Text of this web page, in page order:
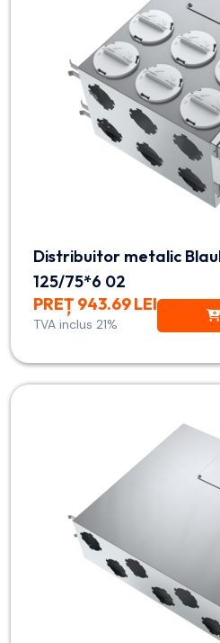
Distribuitor metalic
125/75*6 02
PREȚ 943.69 LEI
TVA inclus 21%